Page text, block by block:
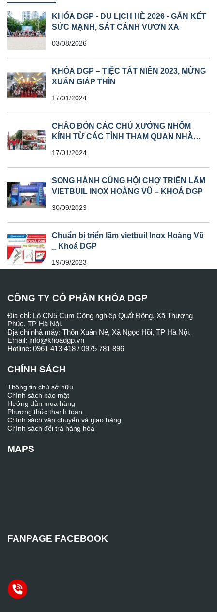
KHÓA DGP - DU LỊCH HÈ 2026 - GẮN KẾT
SỨC MẠNH, SÁT CÁNH VƯƠN XA
03/08/2026
KHÓA DGP – TIỆC TẤT NIÊN 2023, MỪNG
XUÂN GIÁP THÌN
17/01/2024
CHÀO ĐÓN CÁC CHỦ XƯỞNG NHÔM
KÍNH TỪ CÁC TỈNH THAM QUAN NHÀ
17/01/2024
SONG HÀNH CÙNG HỘI CHỢ TRIỂN LÃM
VIETBUIL INOX HOÀNG VŨ – KHOÁ DGP
30/09/2023
Chuẩn bị triển lãm vietbuil Inox Hoàng Vũ
_ Khoá DGP
19/09/2023
CÔNG TY CỔ PHẦN KHÓA DGP
Địa chỉ: Lô CN5 Cụm Công nghiệp Quất Động, Xã Thượng
Phúc, TP Hà Nội.
Địa chỉ nhà máy: Thôn Xuân Nê, Xã Ngọc Hồi, TP Hà Nội.
Email: info@khoadgp.vn
Hotline: 0961 413 418 / 0975 781 896
CHÍNH SÁCH
Thông tin chủ sở hữu
Chính sách bảo mật
Hướng dẫn mua hàng
Phương thức thanh toán
Chính sách vận chuyển và giao hàng
Chính sách đổi trả hàng hóa
MAPS
FANPAGE FACEBOOK